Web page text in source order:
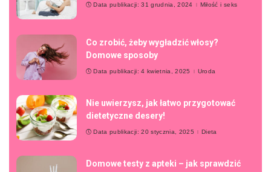
Data publikacji: 31 grudnia, 2024 Miłość i seks
Co zrobić, żeby wygładzić włosy?
Domowe sposoby
Data publikacji: 4 kwietnia, 2025 Uroda
Nie uwierzysz, jak łatwo przygotować
dietetyczne desery!
Data publikacji: 20 stycznia, 2025 Dieta
Domowe testy z apteki – jak sprawdzić